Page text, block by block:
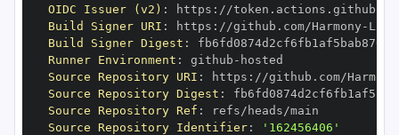
OIDC Issuer (v2) : https :
Build Signer URI : https : //github.com/Harmony -
Build Signer Digest :
Runner Environment : github -
Source Repository URI : https : //github.com/Harmony
Source Repository Digest :
Source Repository Ref :
Source Repository Identifier:
'162456406'